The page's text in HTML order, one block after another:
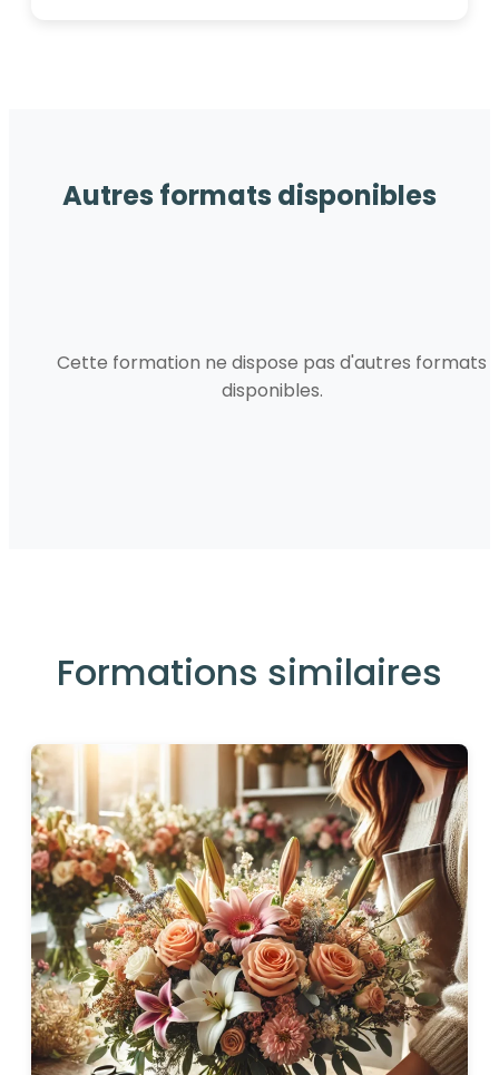
Autres formats disponibles
Cette formation ne dispose pas d'autres formats
disponibles.
Formations similaires